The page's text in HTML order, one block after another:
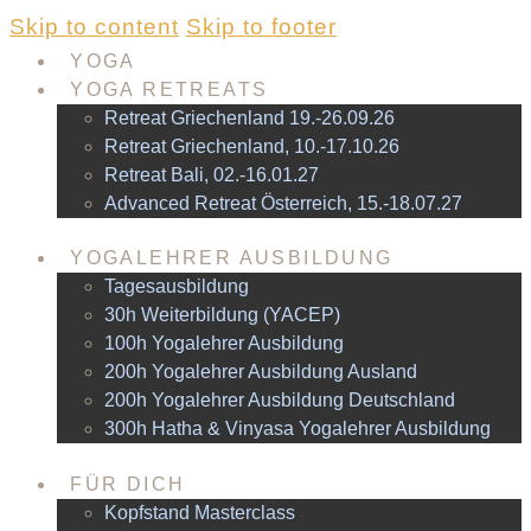
Skip to content Skip to footer
YOGA
YOGA RETREATS
Retreat Griechenland 19.-26.09.26
Retreat Griechenland, 10.-17.10.26
Retreat Bali, 02.-16.01.27
Advanced Retreat Österreich, 15.-18.07.27
YOGALEHRER AUSBILDUNG
Tagesausbildung
30h Weiterbildung (YACEP)
100h Yogalehrer Ausbildung
200h Yogalehrer Ausbildung Ausland
200h Yogalehrer Ausbildung Deutschland
300h Hatha & Vinyasa Yogalehrer Ausbildung
FÜR DICH
Kopfstand Masterclass